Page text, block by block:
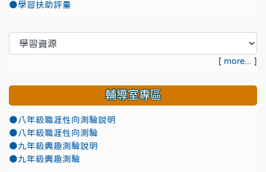
●學習扶助評量
[ more... ]
輔導室專區
●八年級職涯性向測驗說明
●八年級職涯性向測驗
●九年級興趣測驗說明
●九年級興趣測驗